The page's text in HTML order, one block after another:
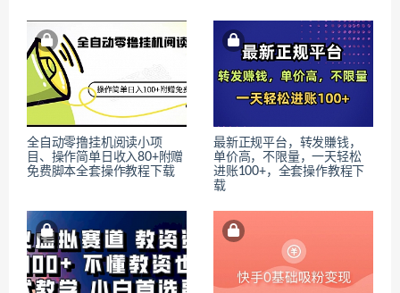
全自动零撸挂机阅读小项
目、操作简单日收入80+附赠
免费脚本全套操作教程下载
最新正规平台，转发賺钱，
单价高，不限量，一天轻松
进账100+，全套操作教程下
载